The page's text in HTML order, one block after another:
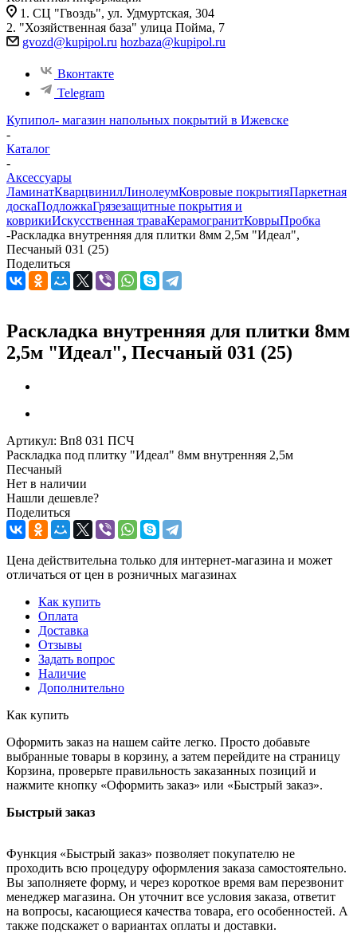
1. СЦ "Гвоздь", ул. Удмуртская, 304
2. "Хозяйственная база" улица Пойма, 7
gvozd@kupipol.ru hozbaza@kupipol.ru
Вконтакте
Telegram
Купипол- магазин напольных покрытий в Ижевске
-
Каталог
-
Аксессуары
ЛаминатКварцвинилЛинолеумКовровые покрытияПаркетная
доскаПодложкаГрязезащитные покрытия и
коврикиИскусственная траваКерамогранитКоврыПробка
-Раскладка внутренняя для плитки 8мм 2,5м "Идеал",
Песчаный 031 (25)
Поделиться
Раскладка внутренняя для плитки 8мм
2,5м "Идеал", Песчаный 031 (25)
Артикул: Вп8 031 ПСЧ
Раскладка под плитку "Идеал" 8мм внутренняя 2,5м
Песчаный
Нет в наличии
Нашли дешевле?
Поделиться
Цена действительна только для интернет-магазина и может
отличаться от цен в розничных магазинах
Как купить
Оплата
Доставка
Отзывы
Задать вопрос
Наличие
Дополнительно
Как купить
Оформить заказ на нашем сайте легко. Просто добавьте
выбранные товары в корзину, а затем перейдите на страницу
Корзина, проверьте правильность заказанных позиций и
нажмите кнопку «Оформить заказ» или «Быстрый заказ».
Быстрый заказ
Функция «Быстрый заказ» позволяет покупателю не
проходить всю процедуру оформления заказа самостоятельно.
Вы заполняете форму, и через короткое время вам перезвонит
менеджер магазина. Он уточнит все условия заказа, ответит
на вопросы, касающиеся качества товара, его особенностей. А
также подскажет о вариантах оплаты и доставки.